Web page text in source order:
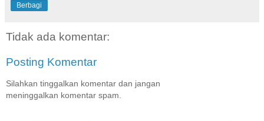
Berbagi
Tidak ada komentar:
Posting Komentar
Silahkan tinggalkan komentar dan jangan
meninggalkan komentar spam.